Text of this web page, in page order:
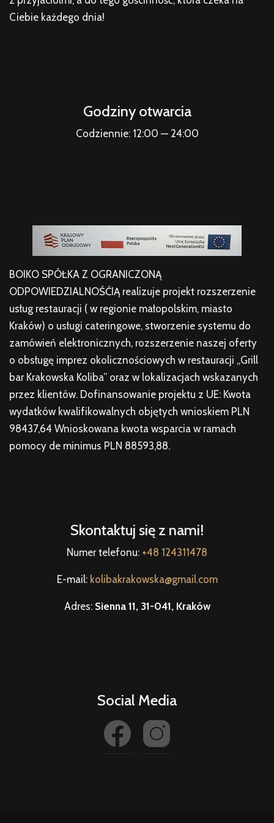
Ciebie każdego dnia!
Godziny otwarcia
Codziennie: 12:00 — 24:00
BOIKO SPÓŁKA Z OGRANICZONĄ
ODPOWIEDZIALNOŚĆIĄ realizuje projekt rozszerzenie
usług restauracji ( w regionie małopolskim, miasto
Kraków) o usługi cateringowe, stworzenie systemu do
zamówień elektronicznych, rozszerzenie naszej oferty
o obsługę imprez okolicznościowych w restauracji „Grill
bar Krakowska Koliba” oraz w lokalizacjach wskazanych
przez klientów. Dofinansowanie projektu z UE: Kwota
wydatków kwalifikowalnych objętych wnioskiem PLN
98437,64 Wnioskowana kwota wsparcia w ramach
pomocy de minimus PLN 88593,88.
Skontaktuj się z nami!
Numer telefonu: +48 124311478
E-mail: kolibakrakowska@gmail.com
Adres: Sienna 11, 31-041, Kraków
Social Media